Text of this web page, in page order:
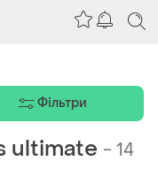
ultimate -14
Фільтри